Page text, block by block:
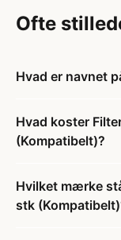
Ofte
Hvad er navnet
Hvad koster
(Kompatibelt)?
Hvilket mærke
stk